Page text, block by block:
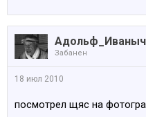
Адольф_Иваныч
Забанен
18 июл 2010
посмотрел щяс на